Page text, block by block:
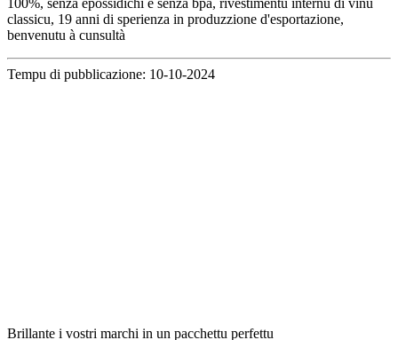
100%, senza epossidichi è senza bpa, rivestimentu internu di vinu
classicu, 19 anni di sperienza in produzzione d'esportazione,
benvenutu à cunsultà
Tempu di pubblicazione: 10-10-2024
Brillante i vostri marchi in un pacchettu perfettu